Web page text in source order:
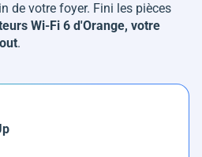
de votre foyer. Fini les pièces
Wi-Fi 6 d'Orange, votre
.